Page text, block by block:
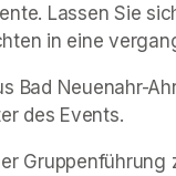
Lassen Sie
in eine
Bad Neuenahr-
des Events.